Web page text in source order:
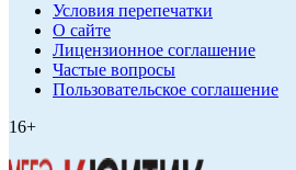
Условия перепечатки
О сайте
Лицензионное соглашение
Частые вопросы
Пользовательское соглашение
16+